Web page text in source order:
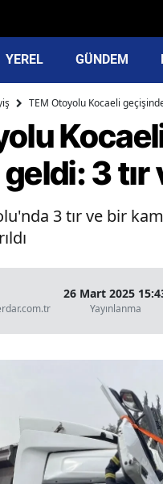
YEREL GÜNDEM
TEM Otoyolu Kocaeli
3 tır
3 tır ve bir
26 Mart 2025
Yayınlanma